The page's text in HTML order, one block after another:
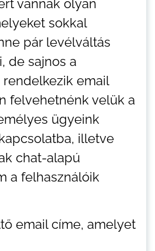
vannak olyan
sokkal
pár levélváltás
de sajnos a
email
felvehetnénk velük a
ügyeink
illetve
chat-alapú
a felhasználóik
email címe, amelyet